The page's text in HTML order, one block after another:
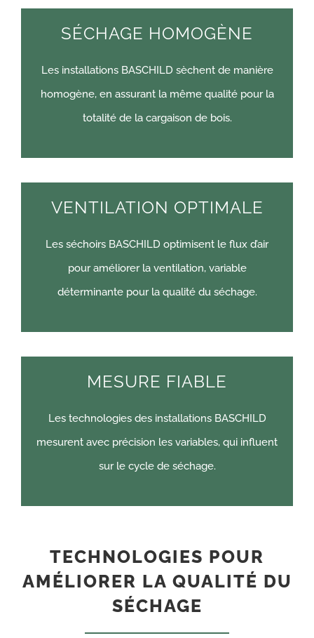
SÉCHAGE HOMOGÈNE
Les installations BASCHILD sèchent de manière
homogène, en assurant la même qualité pour la
totalité de la cargaison de bois.
VENTILATION OPTIMALE
Les séchoirs BASCHILD optimisent le flux d’air
pour améliorer la ventilation, variable
déterminante pour la qualité du séchage.
MESURE FIABLE
Les technologies des installations BASCHILD
mesurent avec précision les variables, qui influent
sur le cycle de séchage.
TECHNOLOGIES POUR
AMÉLIORER LA QUALITÉ DU
SÉCHAGE